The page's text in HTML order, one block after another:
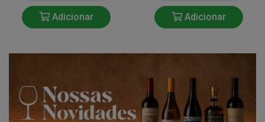
Adicionar Adicionar